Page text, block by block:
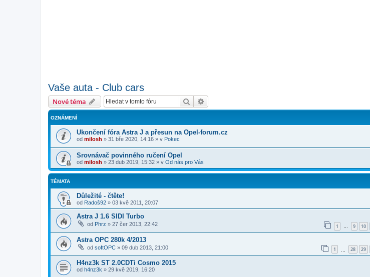
Vaše auta - Club cars
Nové téma Hledat
OZNÁMENÍ
Ukončení fóra Astra J a přesun na Opel-forum.cz
od milosh » 31 bře 2020, 14:16 » v Pokec
Srovnávač povinného ručení Opel
od milosh » 23 dub 2019, 15:32 » v Od nás pro Vás
TÉMATA
Důležité - čtěte!
od Radoš92 » 03 kvě 2011, 20:07
Astra J 1.6 SIDI Turbo
od Phrz » 27 čer 2013, 22:42 1 … 9 10
Astra OPC 280k 4/2013
od softOPC » 09 dub 2013, 21:00 1 28 29
H4nz3k ST 2.0CDTi Cosmo 2015
od h4nz3k » 29 kvě 2019, 16:20